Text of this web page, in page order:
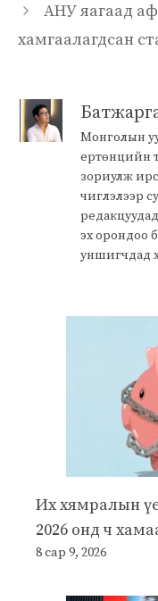
АНУ яагаад
хамгаалагдсан
Монголын
ертөнцийн
зориулж
чиглэлээр
эх орондоо
уншигчдад
Их хямралын
2026 онд ч
8 сар 9, 2026